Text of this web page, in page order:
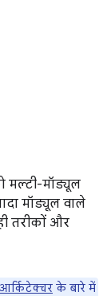
मल्टी-मॉड्यूल
मॉड्यूल वाले
तरीकों और
के बारे में